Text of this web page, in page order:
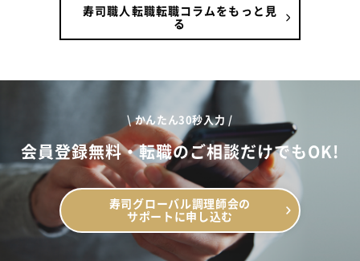
寿司職人転職転職コラムをもっと見
る
\ かんたん30秒入力 /
会員登録無料・転職のご相談だけでもOK!
寿司グローバル調理師会の
サポートに申し込む